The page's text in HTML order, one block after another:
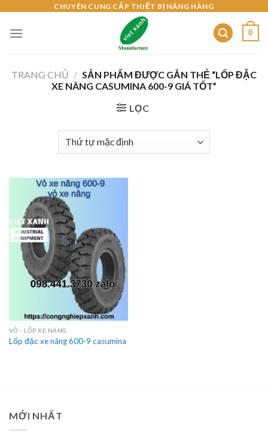
content
CHUYÊN CUNG CẤP THIẾT BỊ NÂNG HÀNG
0
TRANG CHỦ / SẢN PHẨM ĐƯỢC GẮN THẺ “LỐP ĐẶC
XE NÂNG CASUMINA 600-9 GIÁ TỐT”
LỌC
VỎ - LỐP XE NÂNG
Lốp đặc xe nâng 600-9 casumina
MỚI NHẤT